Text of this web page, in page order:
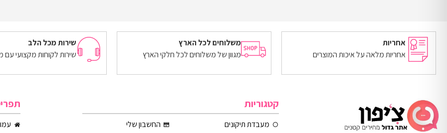
מידע נוסף מידע נוסף הוספה לסל
אחריות
אחריות מלאה על איכות המוצרים
משלוחים לכל הארץ
מגוון של משלוחים לכל חלקי הארץ
שירות מכל הלב
שירות לקוחות מקצועי עם
קטגוריות
מעבדת תיקונים
החשבון שלי